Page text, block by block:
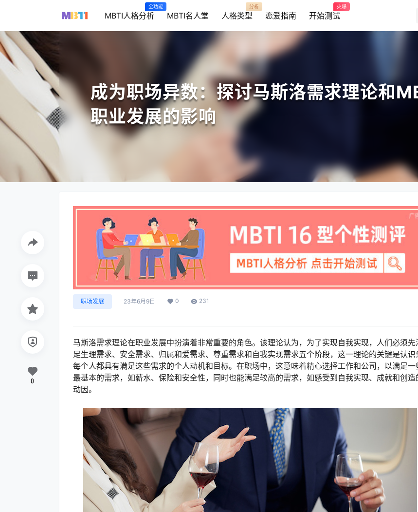
MBTI人格分析
全功能
MBTI名人堂 人格类型
分析
恋爱指南 开始测试
火爆
成为职场异数：探讨马斯洛需求理论和
职业发展的影响
职场发展 23年6月9日 0 231
马斯洛需求理论在职业发展中扮演着非常重要的角色。该理论认为，为了实现自我实现，人们必须先
足生理需求、安全需求、归属和爱需求、尊重需求和自我实现需求五个阶段，这一理论的关键是认识
每个人都具有满足这些需求的个人动机和目标。在职场中，这意味着精心选择工作和公司，以满足一
最基本的需求，如薪水、保险和安全性，同时也能满足较高的需求，如感受到自我实现、成就和创造
动因。
0